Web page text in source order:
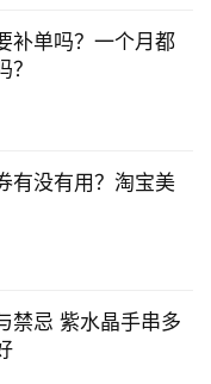
补单吗？一个月都
有没有用？淘宝美
禁忌 紫水晶手串多